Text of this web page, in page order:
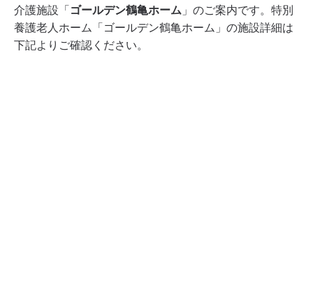
介護施設「ゴールデン鶴亀ホーム 」のご案内です。特別
養護老人ホーム「ゴールデン鶴亀ホーム」の施設詳細は
下記よりご確認ください。